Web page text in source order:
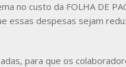
no custo da FOLHA DE
essas despesas sejam
para que os